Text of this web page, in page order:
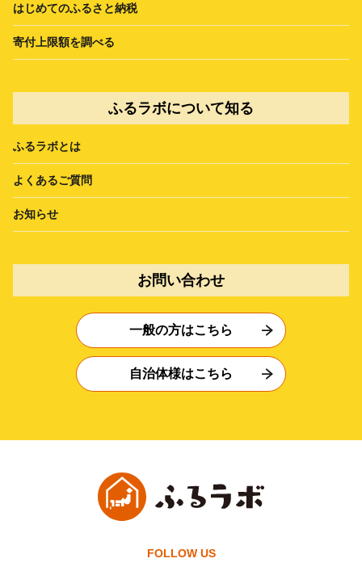
はじめてのふるさと納税
寄付上限額を調べる
ふるラボについて知る
ふるラボとは
よくあるご質問
お知らせ
お問い合わせ
一般の方はこちら
自治体様はこちら
FOLLOW US